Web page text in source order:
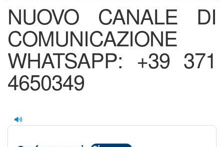
NUOVO CANALE DI
COMUNICAZIONE
WHATSAPP: +39 371
4650349